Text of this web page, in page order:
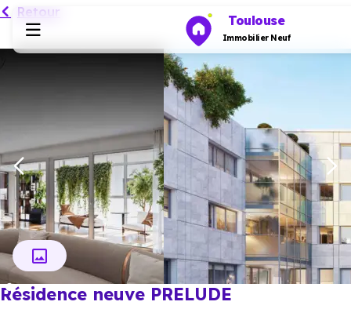
Toulouse
Immobilier Neuf
Habiter
Investir
Actualités
Ressources
Retour
Résidence neuve PRELUDE